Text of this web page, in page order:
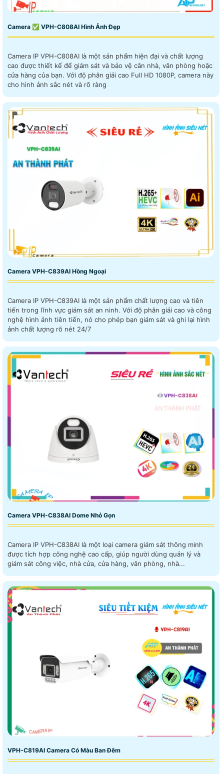
Camera ✅ VPH-C808AI Hình Ảnh Đẹp
Camera IP VPH-C808AI là một sản phẩm hiện đại và chất lượng
cao được thiết kế để giám sát và bảo vệ căn nhà, văn phòng hoặc
cửa hàng của bạn. Với độ phân giải cao Full HD 1080P, camera này
cho hình ảnh sắc nét và rõ ràng
Camera VPH-C839AI Hồng Ngoại
Camera IP VPH-C839AI là một sản phẩm chất lượng cao và tiên
tiến trong lĩnh vực giám sát an ninh. Với độ phân giải cao và công
nghệ hình ảnh tiên tiến, nó cho phép bạn giám sát và ghi lại hình
ảnh chất lượng rõ nét 24/7
Camera VPH-C838AI Dome Nhỏ Gọn
Camera IP VPH-C838AI là một loại camera giám sát thông minh
được tích hợp công nghệ cao cấp, giúp người dùng quản lý và
giám sát công việc, nhà cửa, cửa hàng, văn phòng, nhà...
VPH-C819AI Camera Có Màu Ban Đêm